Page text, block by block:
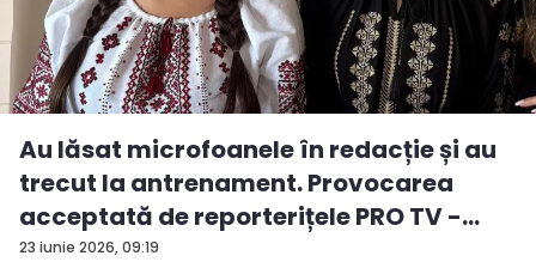
23 iunie 2026, 09:19
Au lăsat microfoanele în redacție și au
trecut la antrenament. Provocarea
acceptată de reporterițele PRO TV -
VID...